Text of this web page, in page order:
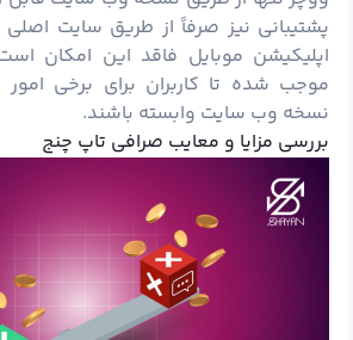
پشتیبانی نیز صرفاً از طریق سایت
اپلیکیشن موبایل فاقد این امکان
موجب شده تا کاربران برای برخی
نسخه وب سایت وابسته باشند.
بررسی مزایا و معایب صرافی تاپ چنج